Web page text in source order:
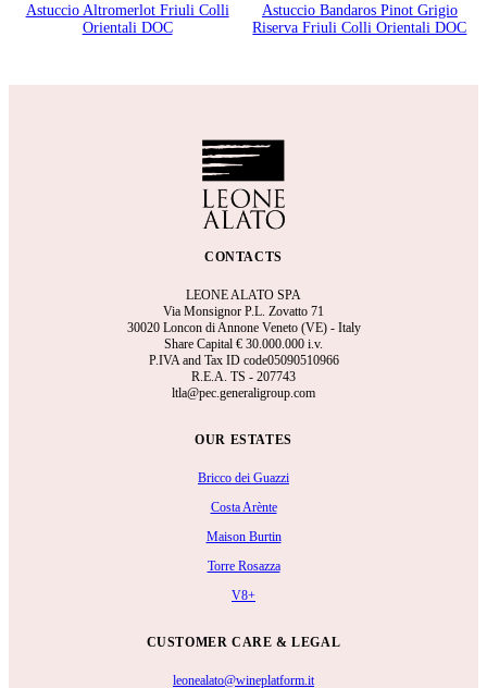
Astuccio Altromerlot Friuli Colli
Orientali DOC
Astuccio Bandaros Pinot Grigio
Riserva Friuli Colli Orientali DOC
CONTACTS
LEONE ALATO SPA
Via Monsignor P.L. Zovatto 71
30020 Loncon di Annone Veneto (VE) - Italy
Share Capital € 30.000.000 i.v.
P.IVA and Tax ID code05090510966
R.E.A. TS - 207743
ltla@pec.generaligroup.com
OUR ESTATES
Bricco dei Guazzi
Costa Arènte
Maison Burtin
Torre Rosazza
V8+
CUSTOMER CARE & LEGAL
leonealato@wineplatform.it